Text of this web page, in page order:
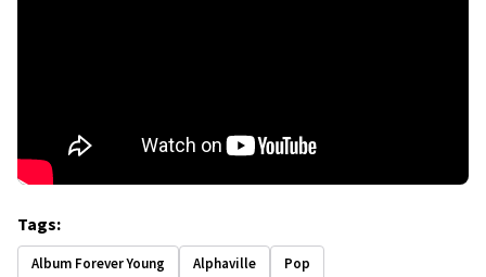
Tags:
Album Forever Young Alphaville Pop